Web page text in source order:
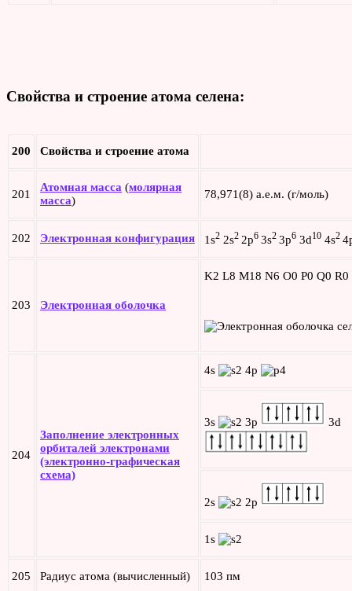
Свойства и строение атома селена:
200 Свойства и строение атома
201
Атомная масса (молярная
масса) 78,971(8) а.е.м. (г/моль)
202 Электронная конфигурация 1s2 2s2 2p6 3s2 3p6 3d10 4s2
203 Электронная оболочка
K2 L8 M18 N6 O0 P0 Q0 R0
204
Заполнение электронных
орбиталей электронами
(электронно-графическая
схема)
4s 4p
3s 3p 3d
2s 2p
1s
205 Радиус атома (вычисленный) 103 пм